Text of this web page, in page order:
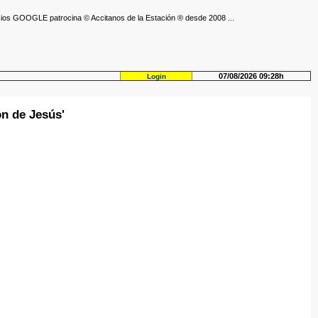
GOOGLE patrocina © Accitanos de la Estación ® desde 2008 ...
Login 07/08/2026 09:28h
de Jesús'